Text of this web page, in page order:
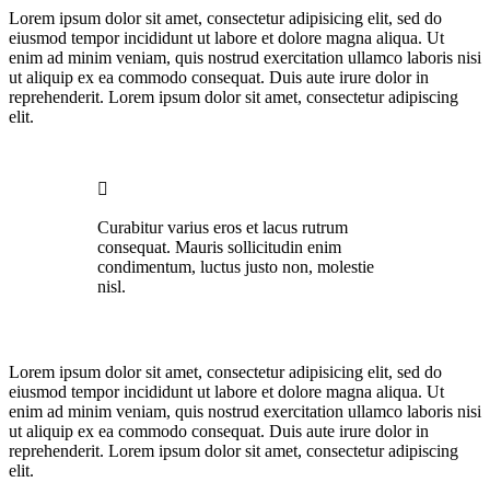
Lorem ipsum dolor sit amet, consectetur adipisicing elit, sed do
eiusmod tempor incididunt ut labore et dolore magna aliqua. Ut
enim ad minim veniam, quis nostrud exercitation ullamco laboris nisi
ut aliquip ex ea commodo consequat. Duis aute irure dolor in
reprehenderit. Lorem ipsum dolor sit amet, consectetur adipiscing
elit.
Curabitur varius eros et lacus rutrum
consequat. Mauris sollicitudin enim
condimentum, luctus justo non, molestie
nisl.
Lorem ipsum dolor sit amet, consectetur adipisicing elit, sed do
eiusmod tempor incididunt ut labore et dolore magna aliqua. Ut
enim ad minim veniam, quis nostrud exercitation ullamco laboris nisi
ut aliquip ex ea commodo consequat. Duis aute irure dolor in
reprehenderit. Lorem ipsum dolor sit amet, consectetur adipiscing
elit.